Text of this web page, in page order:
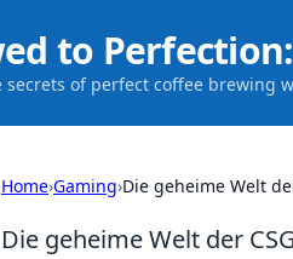
to
secrets of perfect coffee brewing
Home›Gaming›Die geheime Welt
Die geheime Welt der